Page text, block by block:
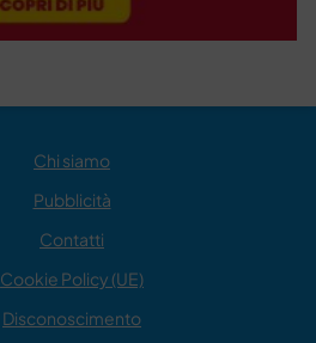
Chi siamo
Pubblicità
Contatti
Cookie Policy (UE)
Disconoscimento